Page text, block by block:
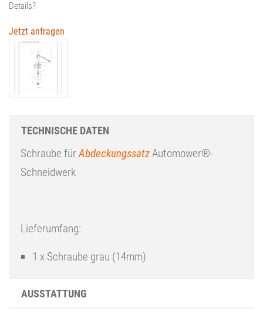
Details?
Jetzt anfragen
TECHNISCHE DATEN
Schraube fürAbdeckungssatzAutomower®-
Schneidwerk
Lieferumfang:
1 x Schraube grau (14mm)
AUSSTATTUNG